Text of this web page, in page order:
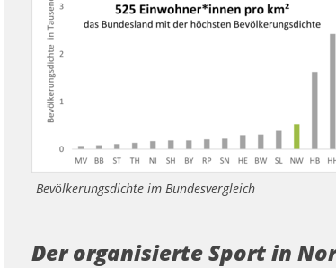
Bevölkerungsdichte im Bundesvergleich
Der organisierte Sport in